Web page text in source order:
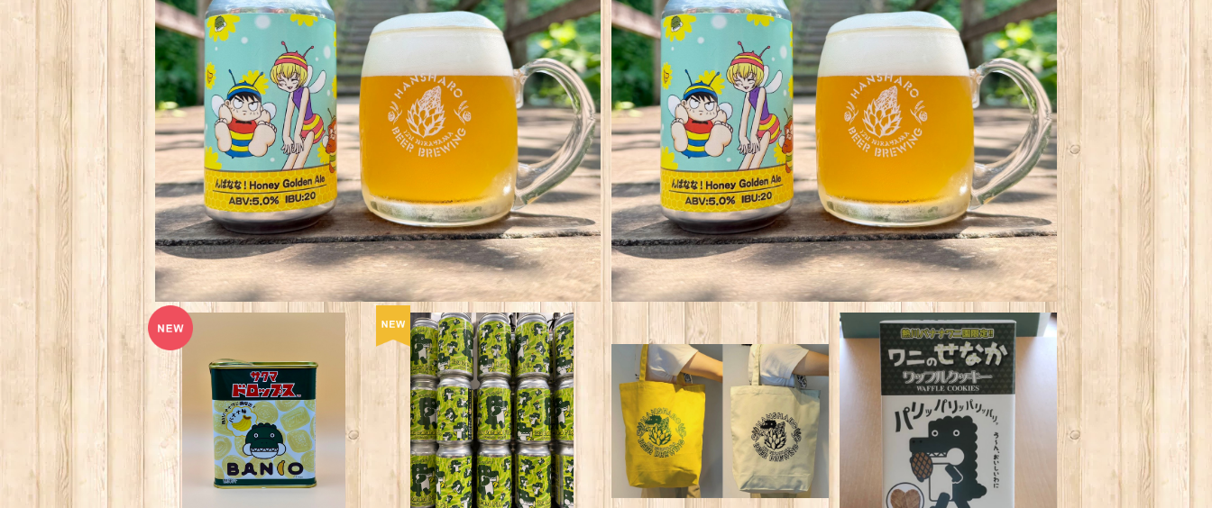
3本セット 数量限定 んばなな！Honey Golden Ale
¥2,400
6本セット 数量限定 んばなな！Honey Golden Ale
¥4,800
熱川バナナワニ園 バナナドロッ
プス※チルド商品との同梱非推
奨
¥540
3本セット 数量限定 Izu Banan
a Pils
¥2,400
熱川ばにお ビールラベルトート
¥1,980
熱川ばにお ワニのせなか ワッ
フルクッキー
¥870